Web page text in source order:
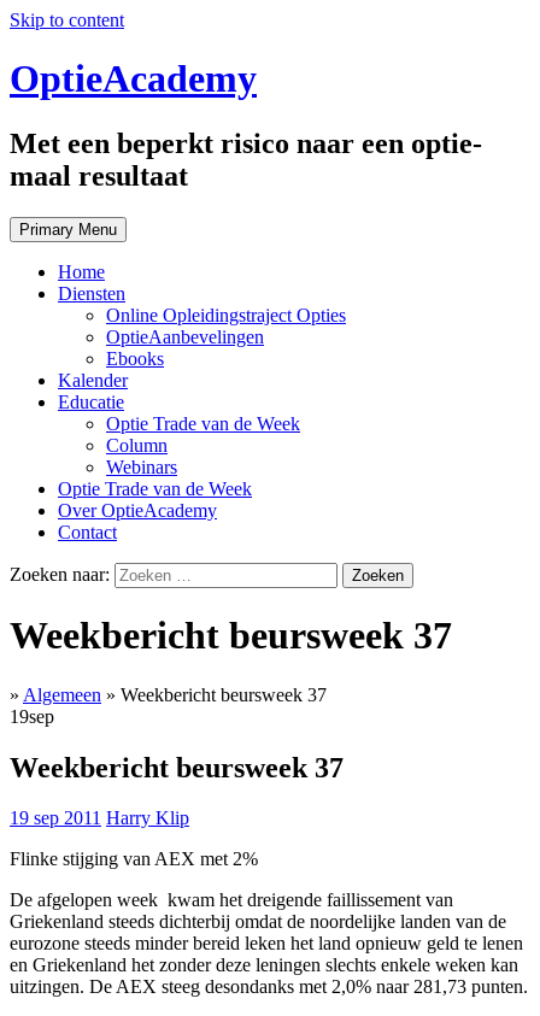
Skip to content
OptieAcademy
Met een beperkt risico naar een optie-
maal resultaat
Primary Menu
Home
Diensten
Online Opleidingstraject Opties
OptieAanbevelingen
Ebooks
Kalender
Educatie
Optie Trade van de Week
Column
Webinars
Optie Trade van de Week
Over OptieAcademy
Contact
Zoeken naar:
Weekbericht beursweek 37
» Algemeen » Weekbericht beursweek 37
19sep
Weekbericht beursweek 37
19 sep 2011 Harry Klip
Flinke stijging van AEX met 2%
De afgelopen week kwam het dreigende faillissement van
Griekenland steeds dichterbij omdat de noordelijke landen van de
eurozone steeds minder bereid leken het land opnieuw geld te lenen
en Griekenland het zonder deze leningen slechts enkele weken kan
uitzingen. De AEX steeg desondanks met 2,0% naar 281,73 punten.